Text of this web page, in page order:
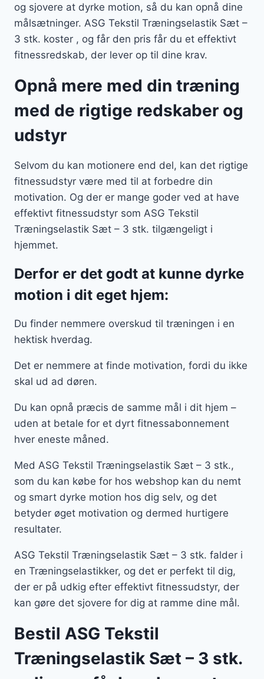
og sjovere at dyrke motion, så du kan opnå dine
målsætninger. ASG Tekstil Træningselastik Sæt –
3 stk. koster , og får den pris får du et effektivt
fitnessredskab, der lever op til dine krav.
Opnå mere med din træning
med de rigtige redskaber og
udstyr
Selvom du kan motionere end del, kan det rigtige
fitnessudstyr være med til at forbedre din
motivation. Og der er mange goder ved at have
effektivt fitnessudstyr som ASG Tekstil
Træningselastik Sæt – 3 stk. tilgængeligt i
hjemmet.
Derfor er det godt at kunne dyrke
motion i dit eget hjem:
Du finder nemmere overskud til træningen i en
hektisk hverdag.
Det er nemmere at finde motivation, fordi du ikke
skal ud ad døren.
Du kan opnå præcis de samme mål i dit hjem –
uden at betale for et dyrt fitnessabonnement
hver eneste måned.
Med ASG Tekstil Træningselastik Sæt – 3 stk.,
som du kan købe for hos webshop kan du nemt
og smart dyrke motion hos dig selv, og det
betyder øget motivation og dermed hurtigere
resultater.
ASG Tekstil Træningselastik Sæt – 3 stk. falder i
en Træningselastikker, og det er perfekt til dig,
der er på udkig efter effektivt fitnessudstyr, der
kan gøre det sjovere for dig at ramme dine mål.
Bestil ASG Tekstil
Træningselastik Sæt – 3 stk.